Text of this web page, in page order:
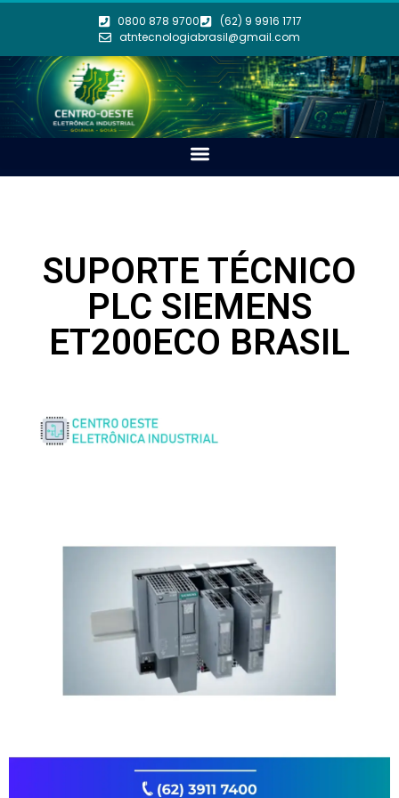
0800 878 9700
(62) 9 9916 1717
atntecnologiabrasil@gmail.com
SUPORTE TÉCNICO
PLC SIEMENS
ET200ECO BRASIL